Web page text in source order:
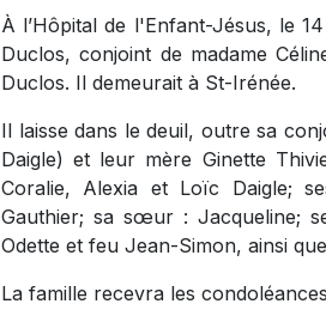
À l’Hôpital de l'Enfant-Jésus, le
Duclos, conjoint de madame
Duclos. Il demeurait à St-Irénée.
Il laisse dans le deuil, outre sa
Daigle) et leur mère Ginette
Coralie, Alexia et Loïc Daigle;
Gauthier; sa sœur : Jacqueline;
Odette et feu Jean-Simon, ainsi
La famille recevra les